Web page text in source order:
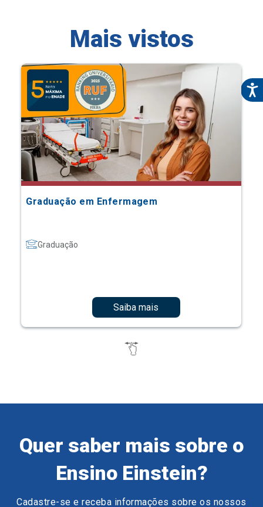
Mais vistos
Graduação em Enfermagem
Graduação
Saiba mais
Quer saber mais sobre o
Ensino Einstein?
Cadastre-se e receba informações sobre os nossos